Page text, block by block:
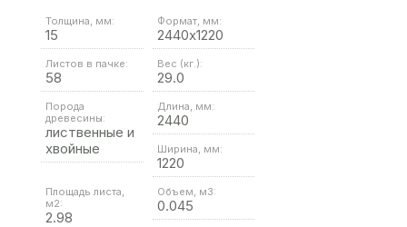
Толщина, мм:
15
Формат, мм:
2440х1220
Листов в пачке:
58
Вес (кг.):
29.0
Порода
древесины:
лиственные и
хвойные
Длина, мм:
2440
Ширина, мм:
1220
Площадь листа,
м2:
2.98
Объем, м3:
0.045